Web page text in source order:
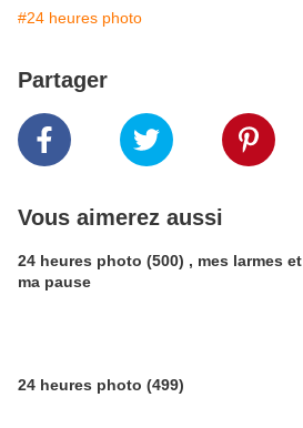
#24 heures photo
Partager
Vous aimerez aussi
24 heures photo (500) , mes larmes et
ma pause
24 heures photo (499)